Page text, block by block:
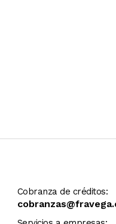
Cobranza de créditos: